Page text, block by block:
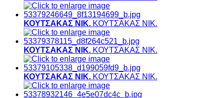
ΚΟΥΤΣΑΚΑΣ ΝΙΚ. ΚΟΥΤΣΑΚΑΣ ΝΙΚ.
ΚΟΥΤΣΑΚΑΣ ΝΙΚ. ΚΟΥΤΣΑΚΑΣ ΝΙΚ.
ΚΟΥΤΣΑΚΑΣ ΝΙΚ. ΚΟΥΤΣΑΚΑΣ ΝΙΚ.